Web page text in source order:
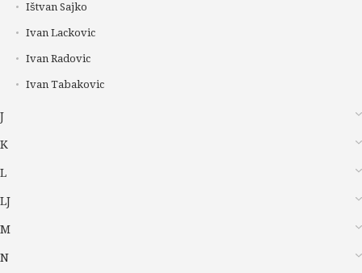
Ištvan Sajko
Ivan Lackovic
Ivan Radovic
Ivan Tabakovic
J
K
L
LJ
M
N